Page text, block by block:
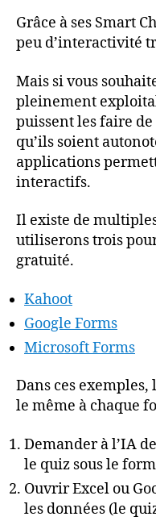
Grâce à ses Smart
peu d’interactivité
Mais si vous
pleinement
puissent les faire
qu’ils soient
applications
interactifs.
Il existe de
utiliserons trois
gratuité.
Kahoot
Google Forms
Microsoft Forms
Dans ces exemples,
le même à chaque
Demander à l’IA
le quiz sous le
Ouvrir Excel ou
les données (le